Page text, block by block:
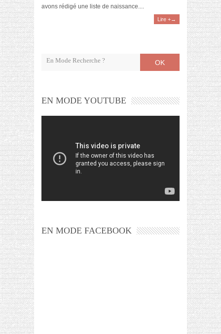
avons rédigé une liste de naissance....
Lire +→
OK
EN MODE YOUTUBE
EN MODE FACEBOOK